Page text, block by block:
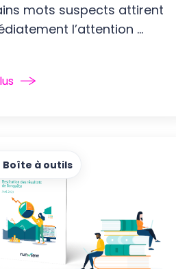
mots suspects attirent
l’attention ...
Boîte à outils